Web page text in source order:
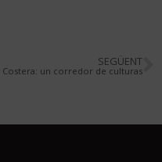
SEGÜENT
Costera: un corredor de culturas